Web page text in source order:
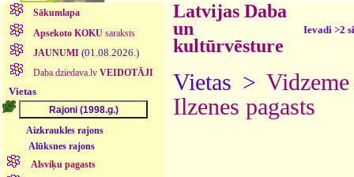
Sākumlapa
Apsekoto KOKUsaraksts
JAUNUMI (01.08.2026.)
Daba.dziedava.lv VEIDOTĀJI
Vietas
Aizkraukles rajons
Alūksnes rajons
Alsviķu pagasts
Latvijas Daba
un
kultūrvēsture
Ievadi >2
Vietas > Vidzeme
Ilzenes pagasts